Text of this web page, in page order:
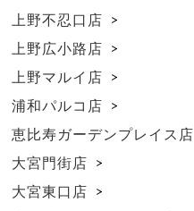
上野不忍口店
上野広小路店
上野マルイ店
浦和パルコ店
恵比寿ガーデンプレイス店
大宮門街店
大宮東口店